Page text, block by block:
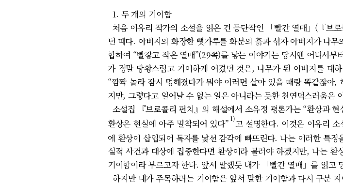
1. 두 개의 기이함
처음 이유리 작가의 소설을 읽은 건 등단작인 「빨간 열매」(『브
던 때다. 아버지의 화장한 뼛가루를 화분의 흙과 섞자 아버지가 나
합하여 “빨갛고 작은 열매”(29쪽)를 낳는 이야기는 당시엔 어디서
가 정말 당황스럽고 기이하게 여겼던 것은, 나무가 된 아버지를 대
“깜짝 놀라 잠시 멍해졌다가 뭐야 이러면 살아 있을 때랑 똑같잖아
지만, 그렇다고 일어날 수 없는 일은 아니라는 듯한 천연덕스러움은
소설집 『브로콜리 펀치』의 해설에서 소유정 평론가는 “환상과
환상은 현실에 아주 밀착되어 있다” 1)고 설명한다. 이것은 이유리
에 환상이 삽입되어 독자를 낯선 감각에 빠뜨린다. 나는 이러한 특징
실적 사건과 대상에 집중한다면 환상이라 불러야 하겠지만, 나는
기이함이라 부르고자 한다. 앞서 말했듯 내가 「빨간 열매」를 읽고
하지만 내가 주목하려는 기이함은 앞서 말한 기이함과 다시 구분